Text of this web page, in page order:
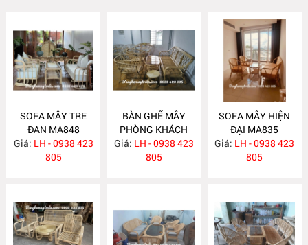
SOFA MÂY TRE
ĐAN MA848
Giá: LH - 0938 423
805
BÀN GHẾ MÂY
PHÒNG KHÁCH
MA839
Giá: LH - 0938 423
805
SOFA MÂY HIỆN
ĐẠI MA835
Giá: LH - 0938 423
805